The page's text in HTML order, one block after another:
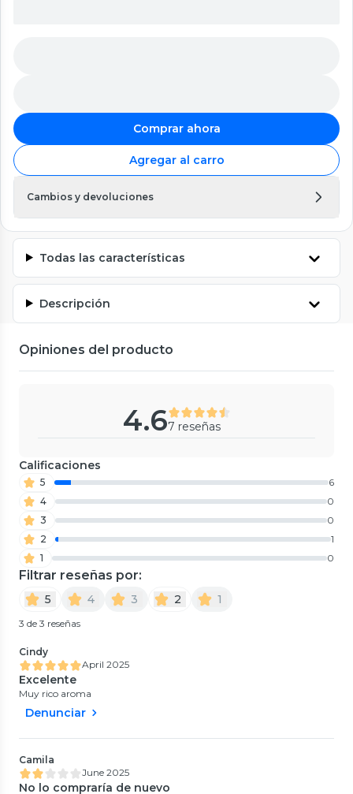
Comprar ahora
Agregar al carro
Cambios y devoluciones
Todas las características
Descripción
Opiniones del producto
4.67 reseñas
Calificaciones
5
6
4
0
3
0
2
1
1
0
Filtrar reseñas por:
5 4 3 2 1
3 de 3 reseñas
Cindy
April 2025
Excelente
Muy rico aroma
Denunciar
Camila
June 2025
No lo compraría de nuevo